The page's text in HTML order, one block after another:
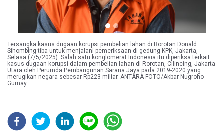
Tersangka kasus dugaan korupsi pembelian lahan di Rorotan Donald
Sihombing tiba untuk menjalani pemeriksaan di gedung KPK, Jakarta,
Selasa (7/5/2025). Salah satu konglomerat Indonesia itu diperiksa terkait
kasus dugaan korupsi dalam pembelian lahan di Rorotan, Cilincing, Jakarta
Utara oleh Perumda Pembangunan Sarana Jaya pada 2019-2020 yang
merugikan negara sebesar Rp223 miliar. ANTARA FOTO/Akbar Nugroho
Gumay